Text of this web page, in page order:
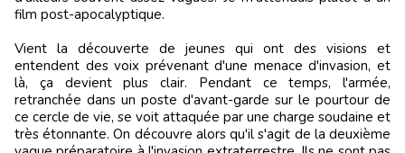
film post-apocalyptique.
Vient la découverte de jeunes qui ont des visions et
entendent des voix prévenant d'une menace d'invasion, et
là, ça devient plus clair. Pendant ce temps, l'armée,
retranchée dans un poste d'avant-garde sur le pourtour de
ce cercle de vie, se voit attaquée par une charge soudaine et
très étonnante. On découvre alors qu'il s'agit de la deuxième